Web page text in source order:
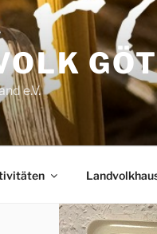
e.V.